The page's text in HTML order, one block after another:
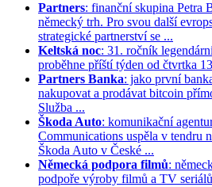
Partners: finanční skupina Petra
německý trh. Pro svou další
strategické partnerství se ...
Keltská noc: 31. ročník
proběhne příští týden od čtvrtka
Partners Banka: jako první
nakupovat a prodávat bitcoin
Služba ...
Škoda Auto: komunikační
Communications uspěla v tendru
Škoda Auto v České ...
Německá podpora filmů:
podpoře výroby filmů a TV